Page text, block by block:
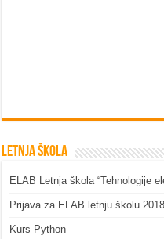
Letnja škola
ELAB Letnja škola “Tehnologije
Prijava za ELAB letnju školu 2018
Kurs Python